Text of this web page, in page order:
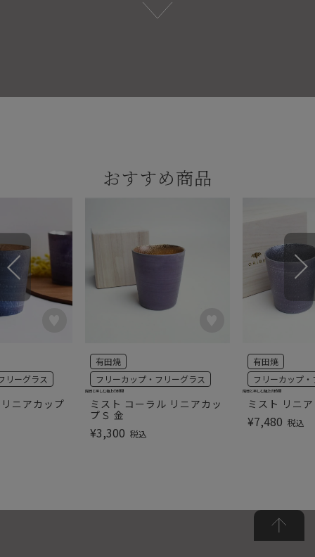
おすすめ商品
ニアカップ
リーグラス
ミスト コーラル リニアカッ
プＳ 金
有田焼
フリーカップ・フリーグラス
¥3,300 税込
陶器と楽しむ極上の時間
ミスト リニ
有田焼
フリーカップ
¥7,480 税込
陶器と楽しむ極上の時間